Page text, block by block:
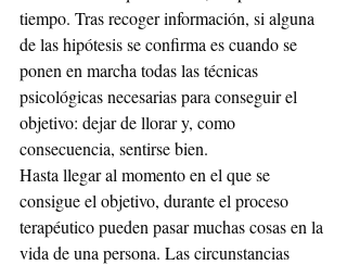
tiempo. Tras recoger información, si alguna
de las hipótesis se confirma es cuando se
ponen en marcha todas las técnicas
psicológicas necesarias para conseguir el
objetivo: dejar de llorar y, como
consecuencia, sentirse bien.
Hasta llegar al momento en el que se
consigue el objetivo, durante el proceso
terapéutico pueden pasar muchas cosas en la
vida de una persona. Las circunstancias